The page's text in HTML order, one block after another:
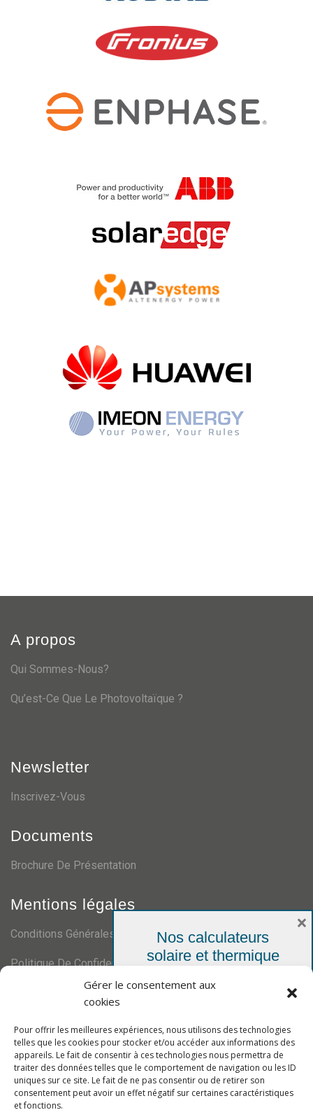
Gérer le consentement aux
cookies
Pour offrir les meilleures expériences, nous utilisons des technologies
telles que les cookies pour stocker et/ou accéder aux informations des
appareils. Le fait de consentir à ces technologies nous permettra de
traiter des données telles que le comportement de navigation ou les ID
uniques sur ce site. Le fait de ne pas consentir ou de retirer son
consentement peut avoir un effet négatif sur certaines caractéristiques
et fonctions.
A propos
Qui Sommes-Nous?
Qu’est-Ce Que Le Photovoltaïque ?
Newsletter
Inscrivez-Vous
Documents
Brochure De Présentation
Mentions légales
Conditions Générales De Ventes
Politique De Confidentialité
Certifications
Nos calculateurs
solaire et thermique
Votre simulation personnelle,
gratuite et sans engagement
×